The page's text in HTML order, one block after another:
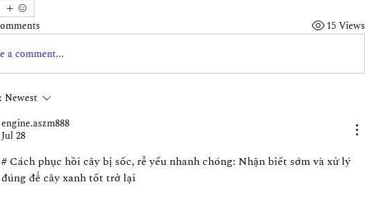
15 Views
a comment...
Newest
engine.aszm888
Jul 28
# Cách phục hồi cây bị sốc, rễ yếu nhanh chóng: Nhận biết sớm và xử lý
đúng để cây xanh tốt trở lại